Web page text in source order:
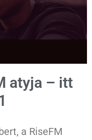
atyja – itt
a RiseFM